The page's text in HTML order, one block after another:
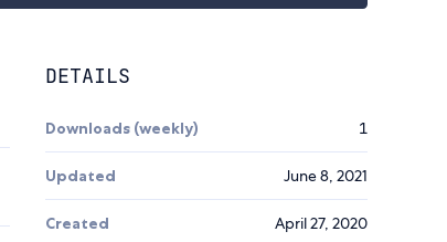
DETAILS
Downloads (weekly) 1
Updated June 8, 2021
Created April 27, 2020